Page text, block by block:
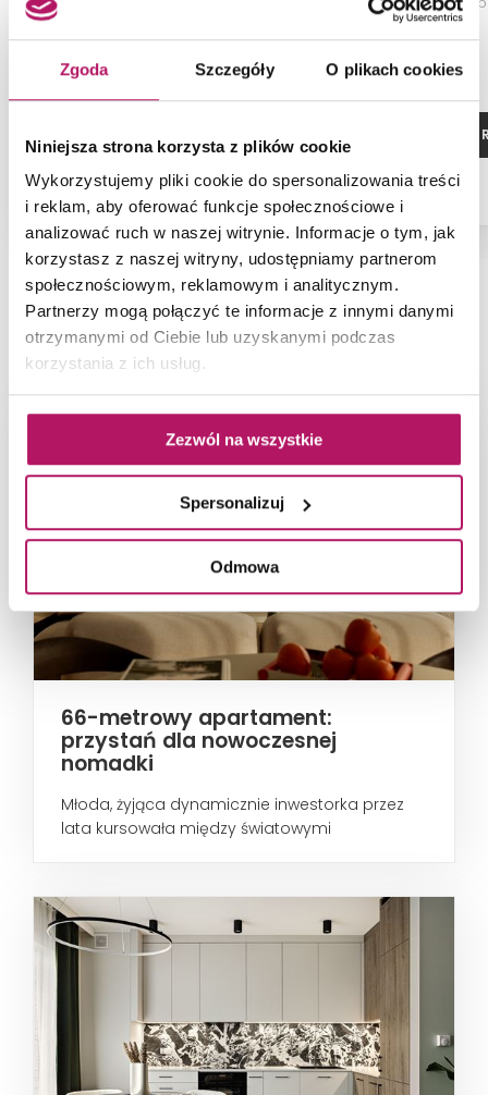
Zgoda Szczegóły O plikach cookies
Niniejsza strona korzysta z plików cookie
Wykorzystujemy pliki cookie do spersonalizowania treści
i reklam, aby oferować funkcje społecznościowe i
analizować ruch w naszej witrynie. Informacje o tym, jak
korzystasz z naszej witryny, udostępniamy partnerom
społecznościowym, reklamowym i analitycznym.
Partnerzy mogą połączyć te informacje z innymi danymi
otrzymanymi od Ciebie lub uzyskanymi podczas
korzystania z ich usług.
Zezwól na wszystkie
Spersonalizuj
Odmowa
4 372,00 PLN
Dostępność: na zamówienie
ZOBACZ
NAJNOWSZE ARTYKUŁY
66-metrowy apartament:
przystań dla nowoczesnej
nomadki
Młoda, żyjąca dynamicznie inwestorka przez
lata kursowała między światowymi